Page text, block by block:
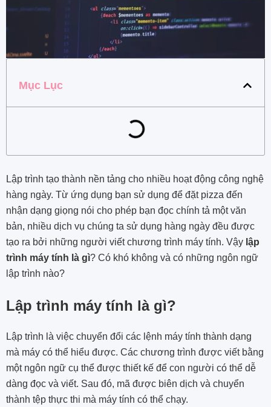
Mục Lục
Lập trình tạo thành nền tảng cho nhiều hoạt động công nghệ
hàng ngày. Từ ứng dụng bạn sử dụng để đặt pizza đến
nhận dạng giọng nói cho phép bạn đọc chính tả một văn
bản, nhiều dịch vụ chúng ta sử dụng hàng ngày đều được
tạo ra bởi những người viết chương trình máy tính. Vậy lập
trình máy tính là gì? Có khó không và có những ngôn ngữ
lập trình nào?
Lập trình máy tính là gì?
Lập trình là việc chuyển đổi các lệnh máy tính thành dạng
mà máy có thể hiểu được. Các chương trình được viết bằng
một ngôn ngữ cụ thể được thiết kế để con người có thể dễ
dàng đọc và viết. Sau đó, mã được biên dịch và chuyển
thành tệp thực thi mà máy tính có thể chạy.